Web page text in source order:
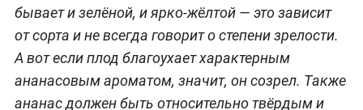
бывает и зелёной, и ярко-жёлтой — это зависит
от сорта и не всегда говорит о степени зрелости.
А вот если плод благоухает характерным
ананасовым ароматом, значит, он созрел. Также
ананас должен быть относительно твёрдым и